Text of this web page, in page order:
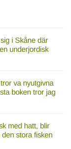
i Skåne där
underjordisk
va nyutgivna
boken tror jag
med hatt, blir
stora fisken